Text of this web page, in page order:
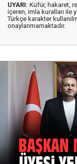
UYARI: Küfür, hakaret,
içeren, imla kuralları ile
Türkçe karakter
onaylanmamaktadır.